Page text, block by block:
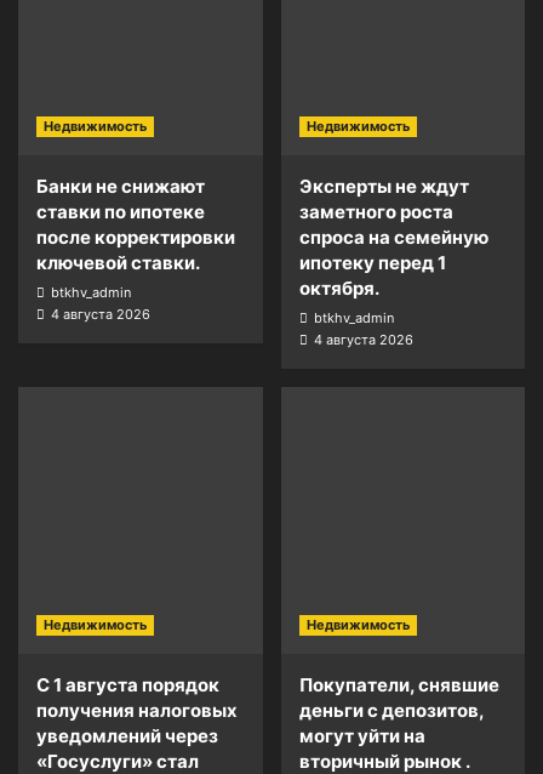
Недвижимость
Банки не снижают
ставки по ипотеке
после корректировки
ключевой ставки.
btkhv_admin
4 августа 2026
Недвижимость
Эксперты не ждут
заметного роста
спроса на семейную
ипотеку перед 1
октября.
btkhv_admin
4 августа 2026
Недвижимость
С 1 августа порядок
получения налоговых
уведомлений через
«Госуслуги» стал
Недвижимость
Покупатели, снявшие
деньги с депозитов,
могут уйти на
вторичный рынок .